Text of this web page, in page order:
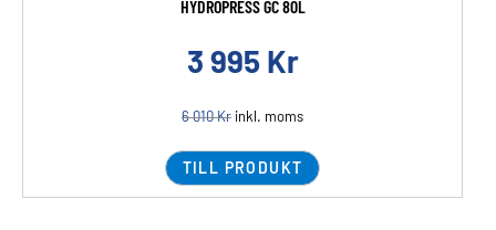
HYDROPRESS GC 80L
3 995 Kr
6 010Kr inkl. moms
TILL PRODUKT